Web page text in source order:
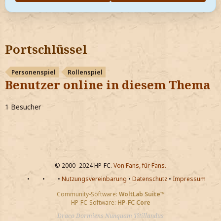
Portschlüssel
Personenspiel Rollenspiel
Benutzer online in diesem Thema
1 Besucher
© 2000–2024 HP-FC. Von Fans, für Fans.
•
• • Nutzungsvereinbarung • Datenschutz• Impressum
Community-Software: WoltLab Suite™
HP-FC-Software: HP-FC Core
Draco Dormiens Nunquam Titillandus